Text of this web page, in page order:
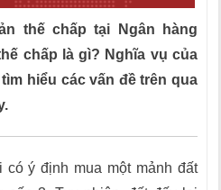
thế chấp tại Ngân hàng
chấp là gì? Nghĩa vụ của
hiểu các vấn đề trên qua
có ý định mua một mảnh đất